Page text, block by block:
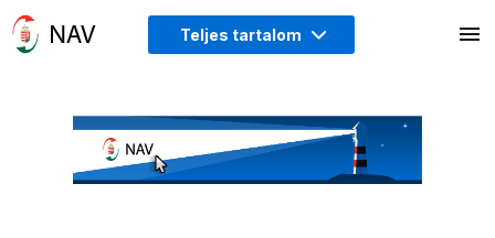
Teljes tartalom